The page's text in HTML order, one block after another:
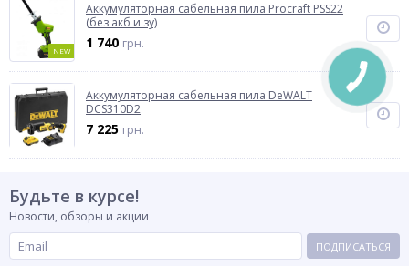
NEW
Аккумуляторная сабельная пила Procraft PSS22
(без акб и зу)
1 740 грн.
Аккумуляторная сабельная пила DeWALT
DCS310D2
7 225 грн.
Будьте в курсе!
Новости, обзоры и акции
ПОДПИСАТЬСЯ